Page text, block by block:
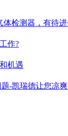
检测器，有待
作?
机遇
-凯瑞德让您凉